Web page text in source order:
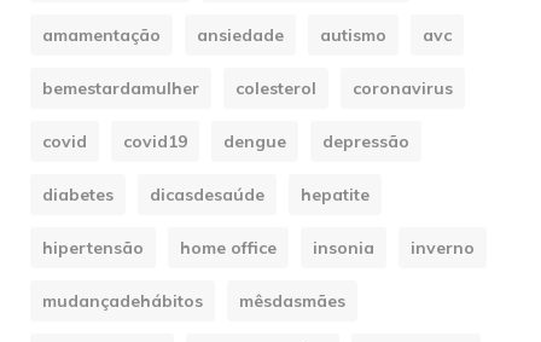
amamentação ansiedade autismo avc
bemestardamulher colesterol coronavirus
covid covid19 dengue depressão
diabetes dicasdesaúde hepatite
hipertensão home office insonia inverno
mudançadehábitos mêsdasmães